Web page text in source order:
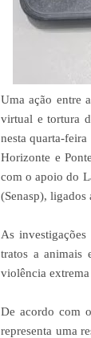
Uma ação entre
virtual e tortura
nesta quarta-
Horizonte e
com o apoio do
(Senasp), ligados
As
tratos a animais
violência
De acordo com
representa uma